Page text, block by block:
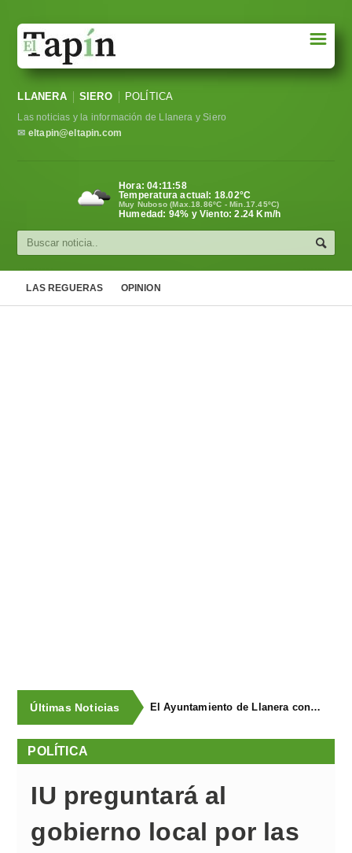
Sociedad
Política
Cultura
☰
LLANERA SIERO POLÍTICA
Las noticias y la información de Llanera y Siero
✉ eltapin@eltapin.com
Hora:04:11:58
Temperatura actual: 18.02°C
Muy Nuboso (Max.18.86ºC - Min.17.45ºC)
Humedad: 94% y Viento: 2.24 Km/h
LAS REGUERAS OPINION
Últimas Noticias El Ayuntamiento de Llanera concluye la campaña de trampeo contra la avispa asiática con la captura de 1.330 reinas
POLÍTICA
IU preguntará al
gobierno local por las